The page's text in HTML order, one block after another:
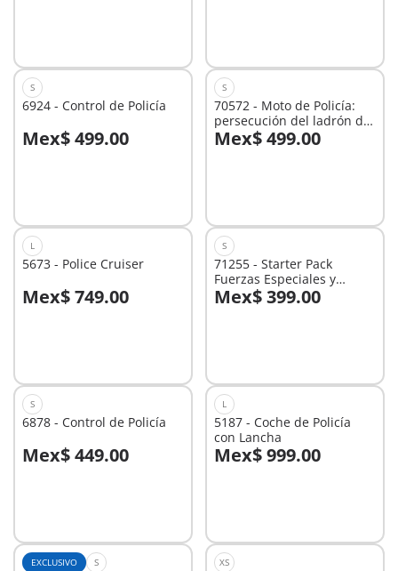
S
6924 - Control de Policía
Mex$ 499.00
A la cesta
S
70572 - Moto de Policía:
persecución del ladrón de
dinero
Mex$ 499.00
A la cesta
L
5673 - Police Cruiser
Mex$ 749.00
A la cesta
S
71255 - Starter Pack
Fuerzas Especiales y
Ladrón
Mex$ 399.00
A la cesta
S
6878 - Control de Policía
Mex$ 449.00
A la cesta
L
5187 - Coche de Policía
con Lancha
Mex$ 999.00
A la cesta
EXCLUSIVO S XS